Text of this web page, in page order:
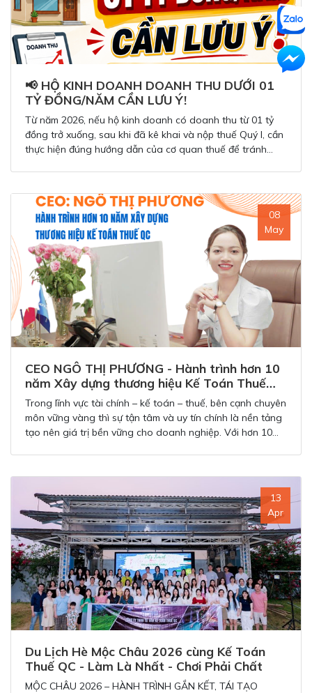
📢 HỘ KINH DOANH DOANH THU DƯỚI 01
TỶ ĐỒNG/NĂM CẦN LƯU Ý!
Từ năm 2026, nếu hộ kinh doanh có doanh thu từ 01 tỷ
đồng trở xuống, sau khi đã kê khai và nộp thuế Quý I, cần
thực hiện đúng hướng dẫn của cơ quan thuế để tránh
08
May
CEO NGÔ THỊ PHƯƠNG - Hành trình hơn 10
năm Xây dựng thương hiệu Kế Toán Thuế
QC
Trong lĩnh vực tài chính – kế toán – thuế, bên cạnh chuyên
môn vững vàng thì sự tận tâm và uy tín chính là nền tảng
tạo nên giá trị bền vững cho doanh nghiệp. Với hơn 10
Toán Thuế QC trở thành đơn vị đồng hành đáng tin cậy
của hàng nghìn doanh nghiệp.
13
Apr
Du Lịch Hè Mộc Châu 2026 cùng Kế Toán
Thuế QC - Làm Là Nhất - Chơi Phải Chất
MỘC CHÂU 2026 – HÀNH TRÌNH GẮN KẾT, TÁI TẠO